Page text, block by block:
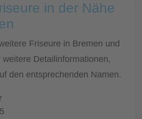
in der Nähe
Friseure in Bremen und
Detailinformationen,
den entsprechenden Namen.